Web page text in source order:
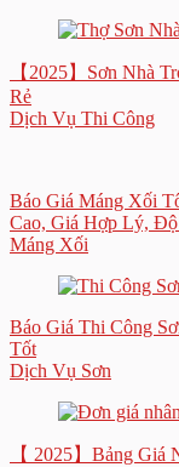
【2025】Sơn Nhà
Rẻ
Dịch Vụ Thi Công
Báo Giá Máng Xối
Cao, Giá Hợp Lý,
Máng Xối
Báo Giá Thi Công
Tốt
Dịch Vụ Sơn
【 2025】Bảng Giá